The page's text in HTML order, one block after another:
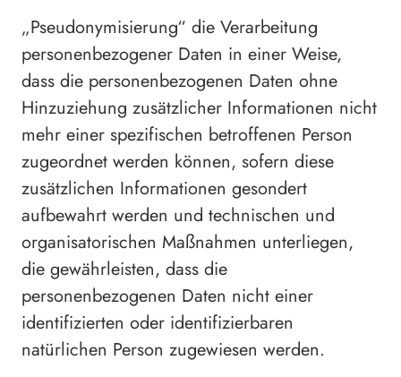
„Pseudonymisierung“ die Verarbeitung
personenbezogener Daten in einer Weise,
dass die personenbezogenen Daten ohne
Hinzuziehung zusätzlicher Informationen nicht
mehr einer spezifischen betroffenen Person
zugeordnet werden können, sofern diese
zusätzlichen Informationen gesondert
aufbewahrt werden und technischen und
organisatorischen Maßnahmen unterliegen,
die gewährleisten, dass die
personenbezogenen Daten nicht einer
identifizierten oder identifizierbaren
natürlichen Person zugewiesen werden.